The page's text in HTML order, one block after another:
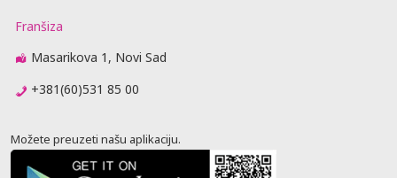
Franšiza
Masarikova 1, Novi Sad
+381(60)531 85 00
Možete preuzeti našu aplikaciju.